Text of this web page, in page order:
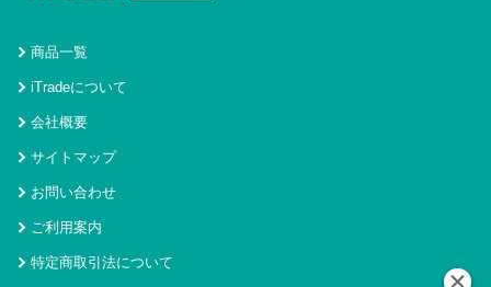
商品一覧
iTradeについて
会社概要
サイトマップ
お問い合わせ
ご利用案内
特定商取引法について